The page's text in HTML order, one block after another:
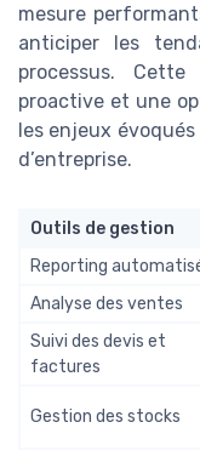
mesure
anticiper les
processus.
proactive et une
les enjeux
d’entreprise.
Outils de gestion
Reporting
Analyse des ventes
Suivi des devis et
factures
Gestion des stocks